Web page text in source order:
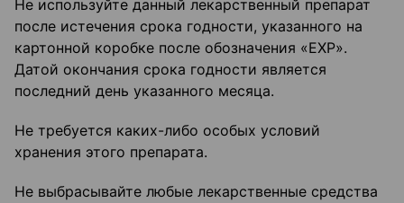
Не используйте данный лекарственный препарат
после истечения срока годности, указанного на
картонной коробке после обозначения «ЕХР».
Датой окончания срока годности является
последний день указанного месяца.
Не требуется каких-либо особых условий
хранения этого препарата.
Не выбрасывайте любые лекарственные средства